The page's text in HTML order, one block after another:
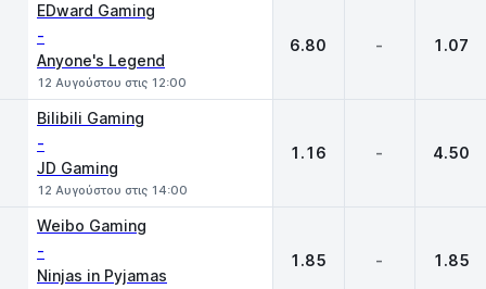
EDward Gaming
-
Anyone's Legend
12 Αυγούστου στις 12:00
6.80 - 1.07
Bilibili Gaming
-
JD Gaming
12 Αυγούστου στις 14:00
1.16 - 4.50
Weibo Gaming
-
Ninjas in Pyjamas
1.85 - 1.85